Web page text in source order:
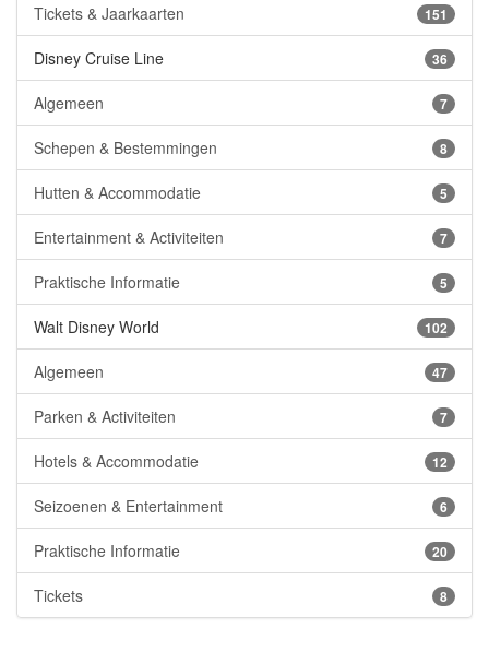
151
Tickets & Jaarkaarten
36
Disney Cruise Line
7
Algemeen
8
Schepen & Bestemmingen
5
Hutten & Accommodatie
7
Entertainment & Activiteiten
5
Praktische Informatie
102
Walt Disney World
47
Algemeen
7
Parken & Activiteiten
12
Hotels & Accommodatie
6
Seizoenen & Entertainment
20
Praktische Informatie
8
Tickets